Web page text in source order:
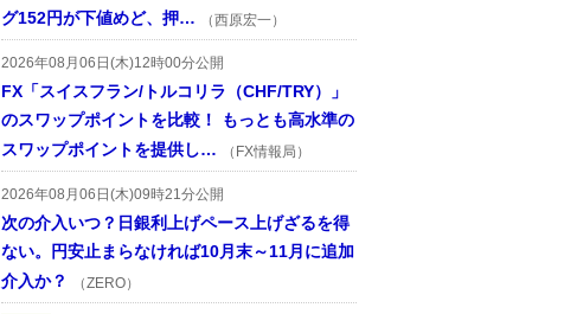
グ152円が下値めど、押…
（西原宏一）
2026年08月06日(木)12時00分公開
FX「スイスフラン/トルコリラ（CHF/TRY）」
のスワップポイントを比較！ もっとも高水準の
スワップポイントを提供し…
（FX情報局）
2026年08月06日(木)09時21分公開
次の介入いつ？日銀利上げペース上げざるを得
ない。円安止まらなければ10月末～11月に追加
介入か？
（ZERO）